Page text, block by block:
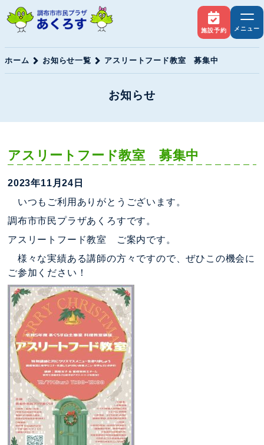
施設予約 メニュー
ホーム お知らせ一覧 アスリートフード教室 募集中
お知らせ
アスリートフード教室 募集中
2023年11月24日
いつもご利用ありがとうございます。
調布市市民プラザあくろすです。
アスリートフード教室 ご案内です。
様々な実績ある講師の方々ですので、ぜひこの機会に
ご参加ください！